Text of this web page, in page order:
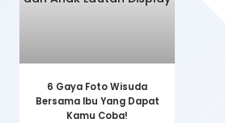
6 Gaya Foto Wisuda
Bersama Ibu Yang Dapat
Kamu Coba!